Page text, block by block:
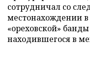
сотрудничал со
местонахождении
«ореховской»
находившегося в